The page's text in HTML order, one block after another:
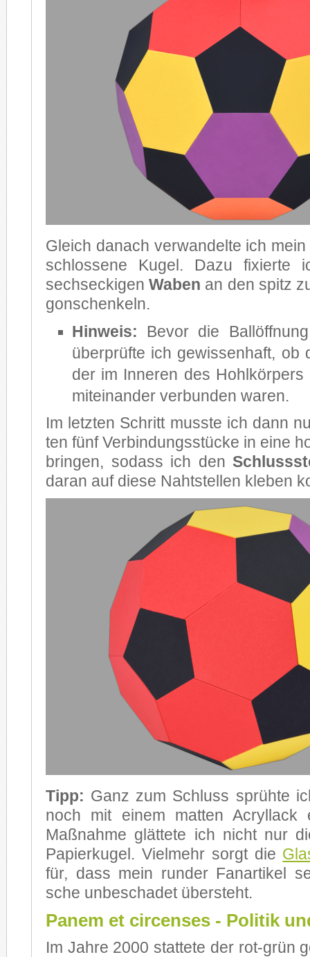
Gleich da­nach ver­wan­del­te ich
schlos­se­ne Ku­gel. Dazu fi­xier­te
sechs­ecki­genWa­ben an den spitz
gon­schen­keln.
Hin­weis: Be­vor die
über­prüf­te ich ge­wis­sen­haft,
der im In­ne­ren des
mit­ein­an­der ver­bun­den wa­ren.
Im letz­ten Schritt muss­te ich dann
ten fünf Ver­bin­dungs­stü­cke in eine
brin­gen, so­dass ich den
dar­an auf die­se Naht­stel­len kle­ben
Tipp: Ganz zum Schluss sprüh­te
noch mit ei­nem mat­ten Acryl­lack
Maß­nah­me glät­te­te ich nicht nur
Pa­pier­ku­gel. Viel­mehr sorgt die
für, dass mein run­der Fan­ar­ti­kel
sche un­be­scha­det über­steht.
Panem et circenses - Politik
Im Jah­re 2000 stat­te­te der rot-grün